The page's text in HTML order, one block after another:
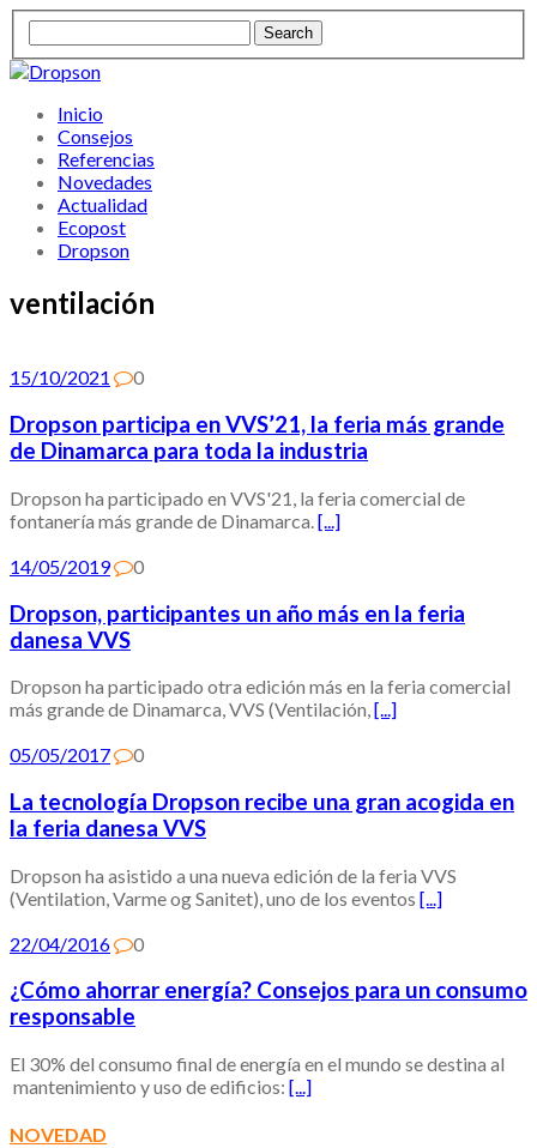
Inicio
Consejos
Referencias
Novedades
Actualidad
Ecopost
Dropson
ventilación
15/10/2021 0
Dropson participa en VVS’21, la feria más grande
de Dinamarca para toda la industria
Dropson ha participado en VVS'21, la feria comercial de
fontanería más grande de Dinamarca.[...]
14/05/2019
0
Dropson, participantes un año más en la feria
danesa VVS
Dropson ha participado otra edición más en la feria comercial
más grande de Dinamarca, VVS (Ventilación,[...]
05/05/2017
0
La tecnología Dropson recibe una gran acogida en
la feria danesa VVS
Dropson ha asistido a una nueva edición de la feria VVS
(Ventilation, Varme og Sanitet), uno de los eventos [...]
22/04/2016
0
¿Cómo ahorrar energía? Consejos para un consumo
responsable
El 30% del consumo final de energía en el mundo se destina al
mantenimiento y uso de edificios: [...]
NOVEDAD